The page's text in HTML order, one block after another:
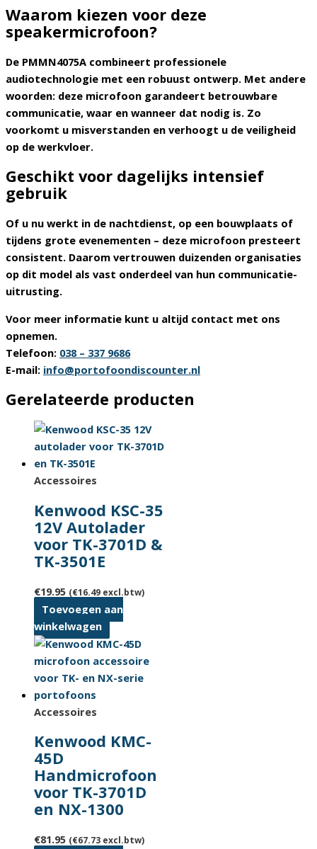
Waarom kiezen voor deze
speakermicrofoon?
De PMMN4075A combineert professionele
audiotechnologie met een robuust ontwerp. Met andere
woorden: deze microfoon garandeert betrouwbare
communicatie, waar en wanneer dat nodig is. Zo
voorkomt u misverstanden en verhoogt u de veiligheid
op de werkvloer.
Geschikt voor dagelijks intensief
gebruik
Of u nu werkt in de nachtdienst, op een bouwplaats of
tijdens grote evenementen – deze microfoon presteert
consistent. Daarom vertrouwen duizenden organisaties
op dit model als vast onderdeel van hun communicatie-
uitrusting.
Voor meer informatie kunt u altijd contact met ons
opnemen.
Telefoon: 038 – 337 9686
E-mail: info@portofoondiscounter.nl
Gerelateerde producten
Accessoires
Kenwood KSC-35
12V Autolader
voor TK-3701D &
TK-3501E
€19.95 (€16.49 excl.btw)
Toevoegen aan
winkelwagen
Accessoires
Kenwood KMC-
45D
Handmicrofoon
voor TK-3701D
en NX-1300
€81.95 (€67.73 excl.btw)